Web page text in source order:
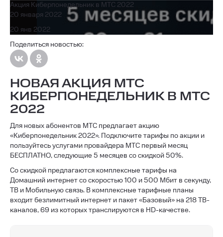
Акция Киберпонедельник в МТС 2022
20 января 2022
20 янв 2022
Поделиться новостью:
НОВАЯ АКЦИЯ МТС
КИБЕРПОНЕДЕЛЬНИК В МТС
2022
Для новых абонентов МТС предлагает акцию
«Киберпонедельник 2022». Подключите тарифы по акции и
пользуйтесь услугами провайдера МТС первый месяц
БЕСПЛАТНО, следующие 5 месяцев со скидкой 50%.
Со скидкой предлагаются комплексные тарифы на
Домашний интернет со скоростью 100 и 500 Мбит в секунду,
ТВ и Мобильную связь. В комплексные тарифные планы
входит безлимитный интернет и пакет «Базовый» на 218 ТВ-
каналов, 69 из которых транслируются в HD-качестве.